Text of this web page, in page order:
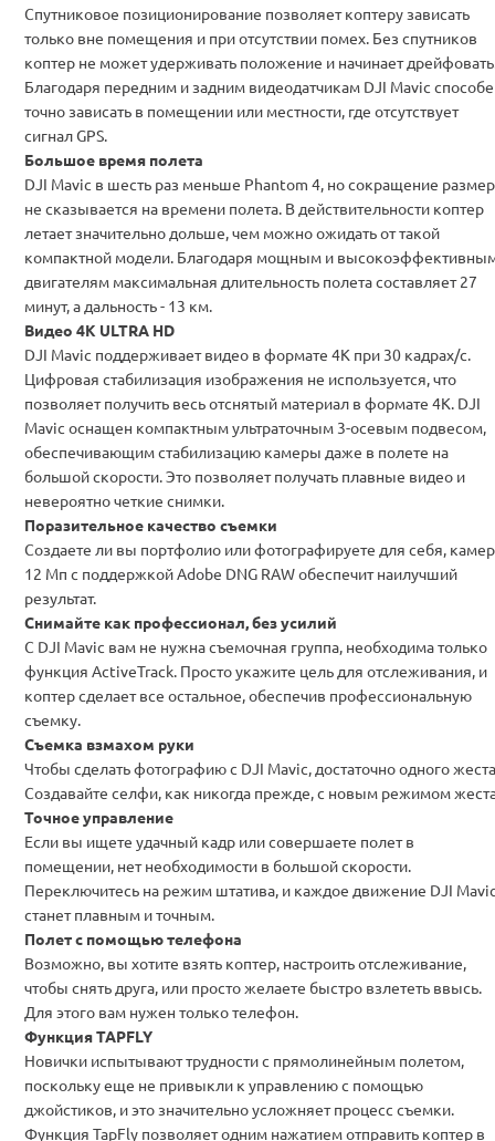
Спутниковое позиционирование позволяет коптеру зависать
только вне помещения и при отсутствии помех. Без спутников
коптер не может удерживать положение и начинает
Благодаря передним и задним видеодатчикам DJI Mavic
точно зависать в помещении или местности, где отсутствует
сигнал GPS
Большое время полета
DJI Mavic в шесть раз меньше Phantom 4, но сокращение
не сказывается на времени полета. В действительности коптер
летает значительно дольше, чем можно ожидать от такой
компактной модели. Благодаря мощным и
двигателям максимальная длительность полетасоставляет 27
минут, а дальность - 13 км
Видео 4K ULTRA HD
DJI Mavic поддерживает видео в формате 4K при 30 кадрах/с
Цифровая стабилизация изображения не используется, что
позволяет получить весь отснятый материал в формате 4K. DJI
Mavic оснащен компактнымультраточным 3-осевым подвесом
обеспечивающим стабилизацию камеры даже в полете на
большой скорости. Это позволяет получать плавные видео и
невероятно четкие снимки
Поразительное качество съемки
Создаете ли вы портфолио или фотографируете для себя,
12 Мп с поддержкой Adobe DNG RAWобеспечит наилучший
результат.
Снимайте как профессионал, без усилий
С DJI Mavic вам не нужна съемочная группа, необходима только
функция ActiveTrack . Простоукажите цель для отслеживания , и
коптер сделает все остальное, обеспечив профессиональную
съемку.
Съемка взмахом руки
Чтобы сделать фотографию с DJI Mavic, достаточно одного
Создавайте селфи, как никогда прежде, с новым режимом
Точное управление
Если вы ищете удачный кадр или совершаете полет в
помещении, нет необходимости в большой скорости.
Переключитесь на режим штатива, и каждое движение DJI
станет плавным и точным
Полет с помощью телефона
Возможно, вы хотите взять коптер, настроить отслеживание,
чтобы снять друга, или просто желаете быстро взлететь ввысь.
Для этого вам нужен только телефон
Функция TAPFLY
Новички испытывают трудности с прямолинейным полетом,
поскольку еще не привыкли к управлению с помощью
джойстиков, и это значительно усложняет процесс съемки.
Функция TapFly позволяетодним нажатием отправить коптер в